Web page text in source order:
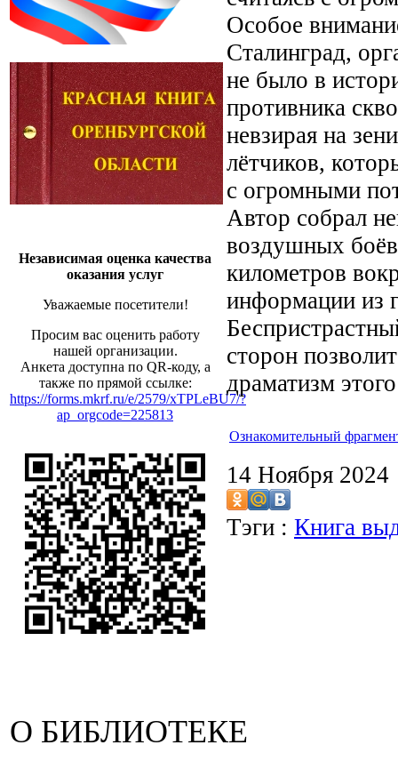
Независимая оценка качества
оказания услуг
Уважаемые посетители!
Просим вас оценить работу
нашей организации.
Анкета доступна по QR-коду, а
также по прямой ссылке:
https://forms.mkrf.ru/e/2579/xTPLeBU7/?
ap_orgcode=225813
Особое
Сталинград,
не было в
противника
невзирая на
лётчиков,
с огромными
Автор собрал
воздушных боёв
километров
информации из
сторон
драматизм
Ознакомительный
14 Ноября
Тэги : Книга
О БИБЛИОТЕКЕ